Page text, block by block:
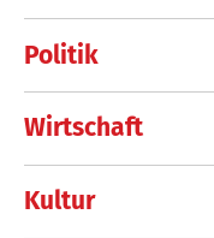
Politik
Wirtschaft
Kultur